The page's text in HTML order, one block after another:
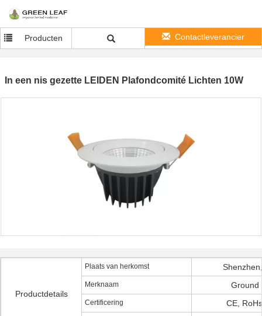
Producten Contactleverancier
In een nis gezette LEIDEN Plafondcomité Lichten 10W
Productdetails
Plaats van herkomst
Merknaam Ground
Certificering CE,